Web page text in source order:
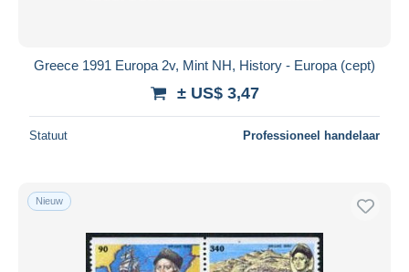
Greece 1991 Europa 2v, Mint NH, History - Europa (cept)
± US$ 3,47
Statuut Professioneel handelaar
Nieuw